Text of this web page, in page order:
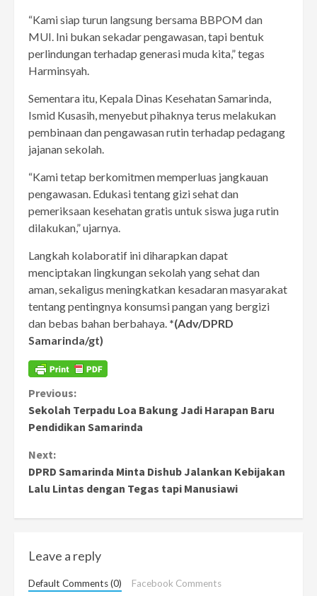
“Kami siap turun langsung bersama BBPOM dan
MUI. Ini bukan sekadar pengawasan, tapi bentuk
perlindungan terhadap generasi muda kita,” tegas
Harminsyah.
Sementara itu, Kepala Dinas Kesehatan Samarinda,
Ismid Kusasih, menyebut pihaknya terus melakukan
pembinaan dan pengawasan rutin terhadap pedagang
jajanan sekolah.
“Kami tetap berkomitmen memperluas jangkauan
pengawasan. Edukasi tentang gizi sehat dan
pemeriksaan kesehatan gratis untuk siswa juga rutin
dilakukan,” ujarnya.
Langkah kolaboratif ini diharapkan dapat
menciptakan lingkungan sekolah yang sehat dan
aman, sekaligus meningkatkan kesadaran masyarakat
tentang pentingnya konsumsi pangan yang bergizi
dan bebas bahan berbahaya. *(Adv/DPRD
Samarinda/gt)
Continue
Reading
Previous:
Sekolah Terpadu Loa Bakung Jadi Harapan Baru
Pendidikan Samarinda
Next:
DPRD Samarinda Minta Dishub Jalankan Kebijakan
Lalu Lintas dengan Tegas tapi Manusiawi
Leave a reply
Default Comments (0) Facebook Comments